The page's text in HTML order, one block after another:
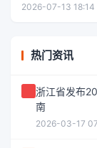
2026-07-13 18:14
热门资讯
浙江省发布
南
2026-03-17